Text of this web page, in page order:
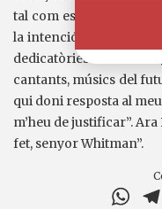
tal com es fan totes les
la intenció de
dedicatòries se’ns
cantants, músics del
qui doni resposta al
m’heu de justificar”.
fet, senyor Whitman”.